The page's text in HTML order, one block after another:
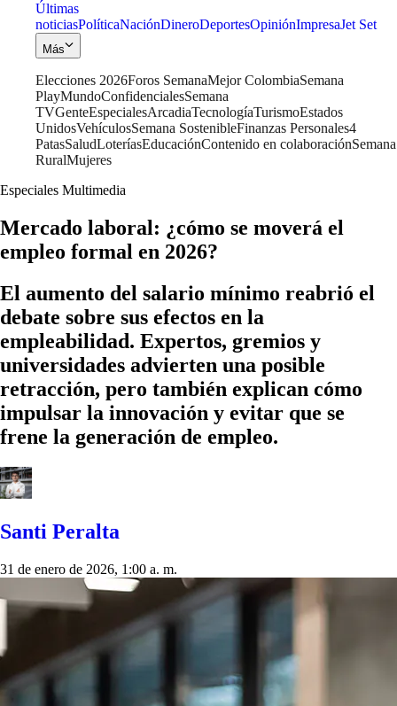
Últimas
noticiasPolíticaNaciónDineroDeportesOpiniónImpresaJet Set
Más
Elecciones 2026Foros SemanaMejor ColombiaSemana
PlayMundoConfidencialesSemana
TVGenteEspecialesArcadiaTecnologíaTurismoEstados
UnidosVehículosSemana SostenibleFinanzas Personales4
PatasSaludLoteríasEducaciónContenido en colaboraciónSemana
RuralMujeres
Especiales Multimedia
Mercado laboral: ¿cómo se moverá el
empleo formal en 2026?
El aumento del salario mínimo reabrió el
debate sobre sus efectos en la
empleabilidad. Expertos, gremios y
universidades advierten una posible
retracción, pero también explican cómo
impulsar la innovación y evitar que se
frene la generación de empleo.
Santi Peralta
31 de enero de 2026, 1:00 a. m.